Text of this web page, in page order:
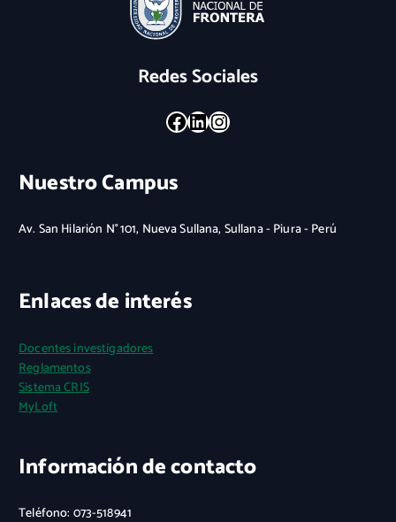
Redes Sociales
Facebook LinkedIn Instagram
Nuestro Campus
Av. San Hilarión N° 101, Nueva Sullana, Sullana - Piura - Perú
Enlaces de interés
Docentes investigadores
Reglamentos
Sistema CRIS
MyLoft
Información de contacto
Teléfono: 073-518941